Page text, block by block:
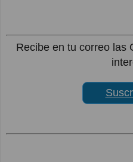
Recibe en tu correo las